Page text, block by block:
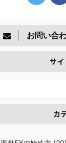
お問い合
サイ
カ